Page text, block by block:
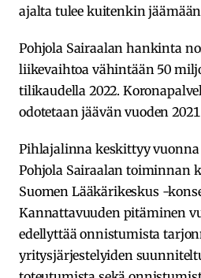
ajalta tulee kuitenkin
Pohjola Sairaalan hankinta
liikevaihtoa vähintään 50
tilikaudella 2022.
odotetaan jäävän vuoden
Pihlajalinna keskittyy vuonna
Pohjola Sairaalan toiminnan
Suomen Lääkärikeskus -
Kannattavuuden pitäminen
edellyttää onnistumista
yritysjärjestelyiden